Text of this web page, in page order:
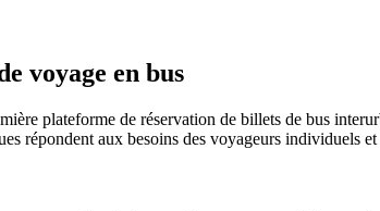
voyage en bus
plateforme de réservation de billets de bus
répondent aux besoins des voyageurs individuels